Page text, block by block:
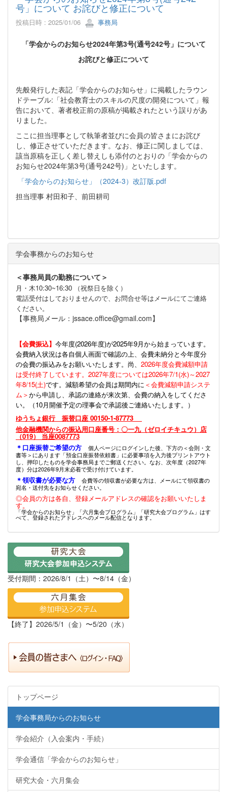
号」について お詫びと修正について
投稿日時 : 2025/01/06 事務局
「学会からのお知らせ2024年第3号(通号242号」について
お詫びと修正について
先般発行した表記「学会からのお知らせ」に掲載したラウン
ドテーブル:「社会教育士のスキルの尺度の開発について」報
告において、著者校正前の原稿が掲載されたという誤りがあ
りました。
ここに担当理事として執筆者並びに会員の皆さまにお詫び
し、修正させていただきます。なお、修正に関しましては、
該当原稿を正しく差し替えしも添付のとおりの「学会からの
お知らせ2024年第3号(通号242号)」といたします。
「学会からのお知らせ」（2024-3）改訂版.pdf
担当理事 村田和子、前田耕司
学会事務からのお知らせ
＜事務局員の勤務について＞
月・木10:30~16:30 （祝祭日を除く）
電話受付はしておりませんので、お問合せ等はメールにてご連絡
ください。
【事務局メール：jssace.office@gmail.com】
【会費振込】 今年度(2026年度)が2025年9月から始まっています。
会費納入状況は各自個人画面で確認の上、会費未納分と今年度分
の会費の振込みをお願いいたします。尚、 2026年度会費減額申請
は受付終了しています。2027年度については2026年7/1(水)～2027
年8/15(土)です。減額希望の会員は期間内に ＜会費減額申請システ
ム＞から申請し、承認の連絡が来次第、会費の納入をしてくださ
い。（10月開催予定の理事会で承認後ご連絡いたします。）
ゆうちょ銀行 振替口座 00150-1-87773
他金融機関からの振込用口座番号：〇一九（ゼロイチキュウ）店
（019） 当座0087773
＊口座振替ご希望の方
個人ページにログインした後、下方の＜会則・文
書等＞にあります「預金口座振替依頼書」に必要事項を入力後プリントアウト
し、押印したものを学会事務局までご郵送ください。なお、次年度（2027年
度）分は2026年9月末必着で受け付けています。
＊領収書が必要な方
会費等の領収書が必要な方は、メールにて領収書の
宛名・送付先をお知らせください。
◎会員の方は各自、登録メールアドレスの確認をお願いいたしま
す。
「学会からのお知らせ」「六月集会プログラム」「研究大会プログラム」はす
べて、登録されたアドレスへのメール配信となります。
受付期間：2026/8/1（土）〜8/14（金）
【終了】2026/5/1（金）〜5/20（水）
トップページ
学会事務局からのお知らせ
学会紹介（入会案内・手続）
学会通信「学会からのお知らせ」
研究大会・六月集会